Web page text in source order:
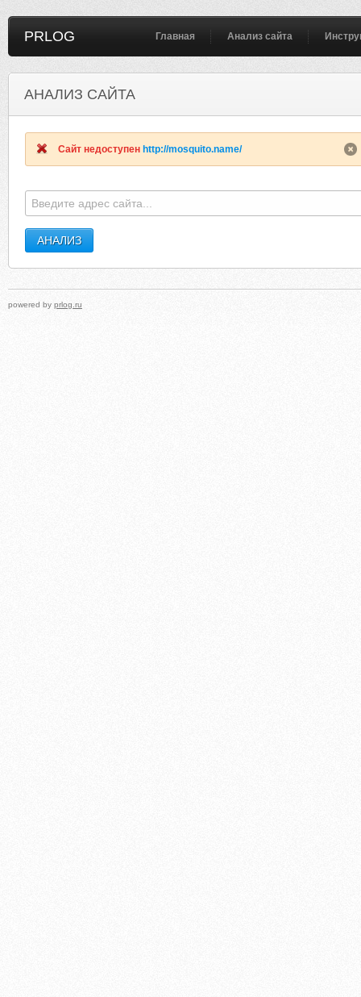
PRLOG Главная Анализ сайта
АНАЛИЗ САЙТА
Сайт недоступен http://mosquito.name/
powered by prlog.ru